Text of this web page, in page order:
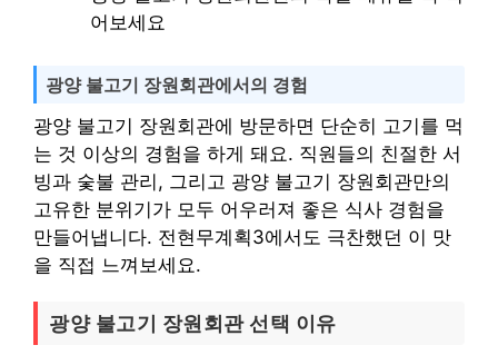
어보세요
광양 불고기 장원회관에서의 경험
광양 불고기 장원회관에 방문하면 단순히 고기를 먹
는 것 이상의 경험을 하게 돼요. 직원들의 친절한 서
빙과 숯불 관리, 그리고 광양 불고기 장원회관만의
고유한 분위기가 모두 어우러져 좋은 식사 경험을
만들어냅니다. 전현무계획3에서도 극찬했던 이 맛
을 직접 느껴보세요.
광양 불고기 장원회관 선택 이유